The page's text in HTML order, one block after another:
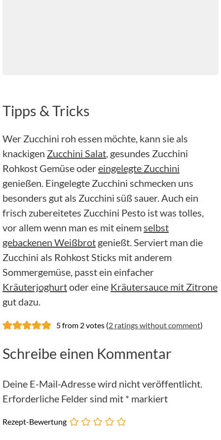
Tipps & Tricks
Wer Zucchini roh essen möchte, kann sie als
knackigen Zucchini Salat, gesundes Zucchini
Rohkost Gemüse odereingelegte Zucchini
genießen. Eingelegte Zucchini schmecken uns
besonders gut als Zucchini süß sauer. Auch ein
frisch zubereitetes Zucchini Pesto ist was tolles,
vor allem wenn man es mit einemselbst
gebackenen Weißbrot genießt. Serviert man die
Zucchini als Rohkost Sticks mit anderem
Sommergemüse, passt ein einfacher
Kräuterjoghurtoder eine Kräutersauce mit Zitrone
gut dazu.
5 from 2 votes (2 ratings without comment)
Schreibe einen Kommentar
Deine E-Mail-Adresse wird nicht veröffentlicht.
Erforderliche Felder sind mit * markiert
Rezept-Bewertung